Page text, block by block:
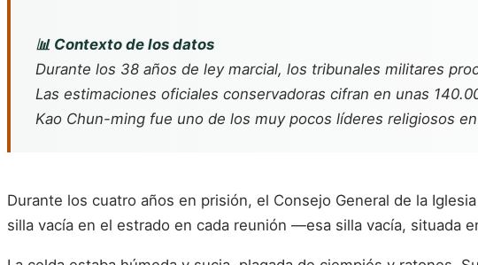
📊 Contexto de los datos
Durante los 38 años de ley marcial, los tribunales militares
Las estimaciones oficiales conservadoras cifran en unas
Kao Chun-ming fue uno de los muy pocos líderes religiosos
Durante los cuatro años en prisión, el Consejo General de la
silla vacía en el estrado en cada reunión —esa silla vacía, situada